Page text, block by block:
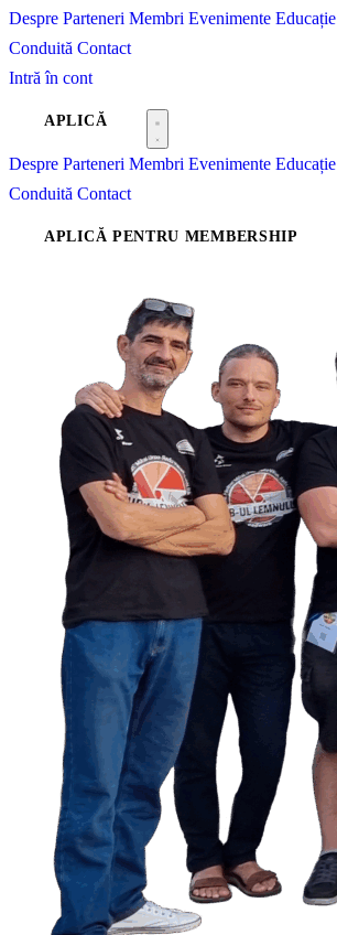
Despre Parteneri Membri Evenimente Educație
Conduită Contact
Intră în cont
APLICĂ
Despre Parteneri Membri Evenimente Educație
Conduită Contact
APLICĂ PENTRU MEMBERSHIP